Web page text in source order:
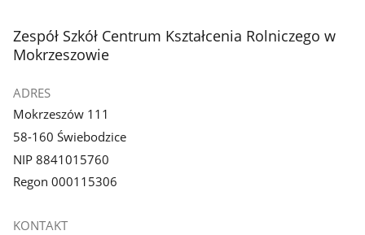
galerii.
stopka
Zespół Szkół Centrum Kształcenia Rolniczego w
Mokrzeszowie
ADRES
Mokrzeszów 111
58-160 Świebodzice
NIP 8841015760
Regon 000115306
KONTAKT